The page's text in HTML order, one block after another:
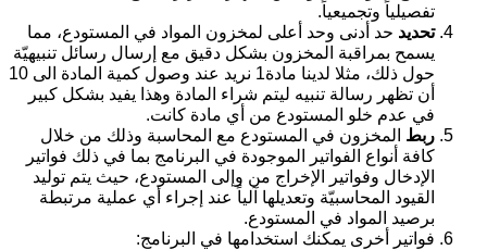
تفصيلياً وتجميعياً.
تحديد حد أدنى وحد أعلى لمخزون المواد في المستودع، مما
يسمح بمراقبة المخزون بشكل دقيق مع إرسال رسائل تنبيهيّة
حول ذلك، مثلا لدينا مادة1 نريد عند وصول كمية المادة الى 10
أن تظهر رسالة تنبيه ليتم شراء المادة وهذا يفيد بشكل كبير
في عدم خلو المستودع من أي مادة كانت.
ربط المخزون في المستودع مع المحاسبة وذلك من خلال
كافة أنواع الفواتير الموجودة في البرنامج بما في ذلك فواتير
الإدخال وفواتير الإخراج من وإلى المستودع، حيث يتم توليد
القيود المحاسبيّة وتعديلها آلياً عند إجراء أي عملية مرتبطة
برصيد المواد في المستودع.
فواتير أخرى يمكنك استخدامها في البرنامج: